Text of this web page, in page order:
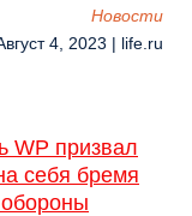
Новости
4, 2023 | life.ru
WP призвал
себя бремя